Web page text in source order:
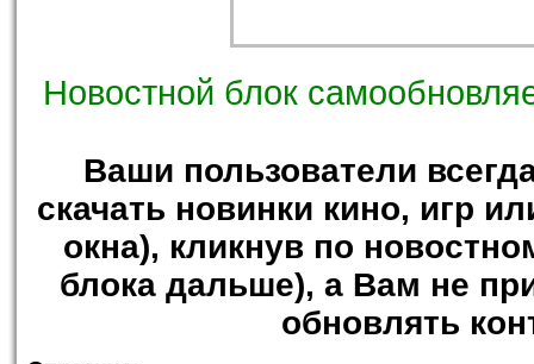
Новостной блок
Ваши пользователи
скачать новинки кино, игр
окна), кликнув по
блока дальше), а Вам не
обновлять